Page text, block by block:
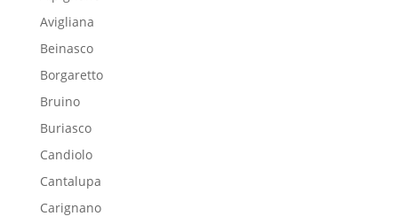
Avigliana
Beinasco
Borgaretto
Bruino
Buriasco
Candiolo
Cantalupa
Carignano